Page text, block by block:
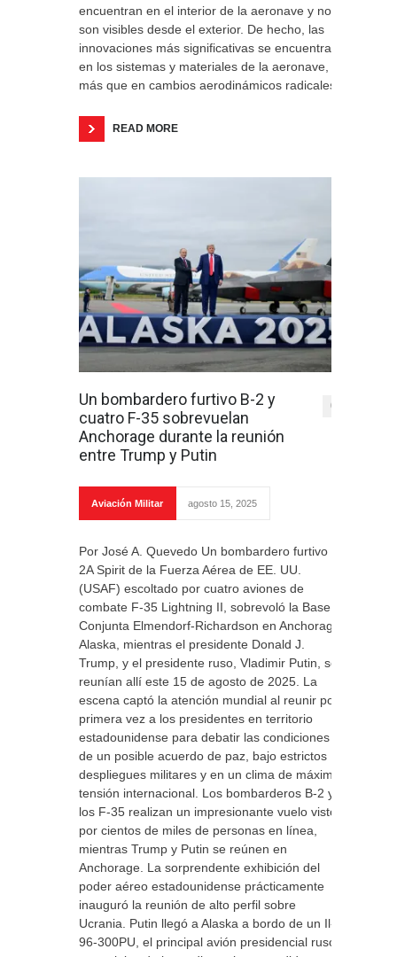
encuentran en el interior de la aeronave y no
son visibles desde el exterior. De hecho, las
innovaciones más significativas se encuentran
en los sistemas y materiales de la aeronave,
más que en cambios aerodinámicos radicales.
READ MORE
Un bombardero furtivo B-2 y
cuatro F-35 sobrevuelan
Anchorage durante la reunión
entre Trump y Putin
0
Aviación Militar agosto 15, 2025
Por José A. Quevedo Un bombardero furtivo B-
2A Spirit de la Fuerza Aérea de EE. UU.
(USAF) escoltado por cuatro aviones de
combate F-35 Lightning II, sobrevoló la Base
Conjunta Elmendorf-Richardson en Anchorage,
Alaska, mientras el presidente Donald J.
Trump, y el presidente ruso, Vladimir Putin, se
reunían allí este 15 de agosto de 2025. La
escena captó la atención mundial al reunir por
primera vez a los presidentes en territorio
estadounidense para debatir las condiciones
de un posible acuerdo de paz, bajo estrictos
despliegues militares y en un clima de máxima
tensión internacional. Los bombarderos B-2 y
los F-35 realizan un impresionante vuelo visto
por cientos de miles de personas en línea,
mientras Trump y Putin se reúnen en
Anchorage. La sorprendente exhibición del
poder aéreo estadounidense prácticamente
inauguró la reunión de alto perfil sobre
Ucrania. Putin llegó a Alaska a bordo de un Il-
96-300PU, el principal avión presidencial ruso